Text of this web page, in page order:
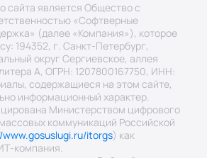
сайта является Общество с
«Софтверные
(далее «Компания»), которое
194352, г. Санкт-Петербург,
округ Сергиевское, аллея
А, ОГРН: 1207800167750, ИНН:
содержащиеся на этом сайте,
информационный характер.
Министерством цифрового
коммуникаций Российской
www.gosuslugi.ru/itorgs) как
компания.